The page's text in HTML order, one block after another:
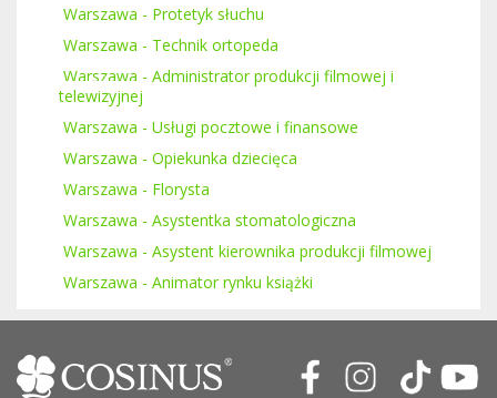
Warszawa - Protetyk słuchu
Warszawa - Technik ortopeda
Warszawa - Administrator produkcji filmowej i
telewizyjnej
Warszawa - Usługi pocztowe i finansowe
Warszawa - Opiekunka dziecięca
Warszawa - Florysta
Warszawa - Asystentka stomatologiczna
Warszawa - Asystent kierownika produkcji filmowej
Warszawa - Animator rynku książki